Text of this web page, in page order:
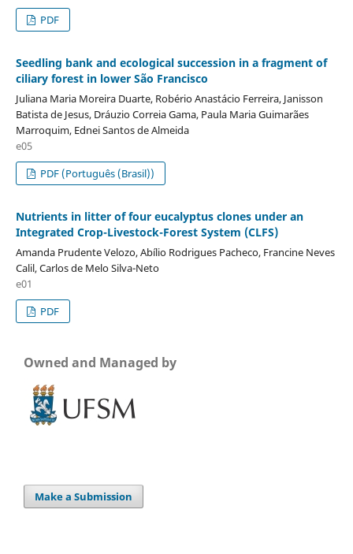
PDF
Seedling bank and ecological succession in a fragment of
ciliary forest in lower São Francisco
Juliana Maria Moreira Duarte, Robério Anastácio Ferreira, Janisson
Batista de Jesus, Dráuzio Correia Gama, Paula Maria Guimarães
Marroquim, Ednei Santos de Almeida
e05
PDF (Português (Brasil))
Nutrients in litter of four eucalyptus clones under an
Integrated Crop-Livestock-Forest System (CLFS)
Amanda Prudente Velozo, Abílio Rodrigues Pacheco, Francine Neves
Calil, Carlos de Melo Silva-Neto
e01
PDF
Owned and Managed by
Make a Submission